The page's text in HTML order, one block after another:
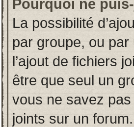
Pourquoi ne
La possibilité
par groupe, ou par
l’ajout de fichiers
être que seul un
vous ne savez
joints sur un forum.